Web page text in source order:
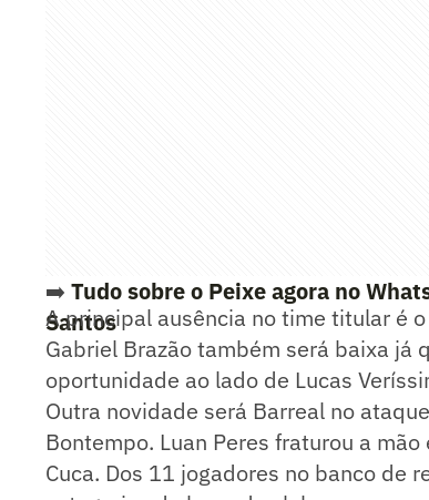
➡️ Tudo sobre o Peixe agora no
Santos
A principal ausência no time titular é
Gabriel Brazão também será baixa já
oportunidade ao lado de Lucas
Outra novidade será Barreal no
Bontempo. Luan Peres fraturou a
Cuca. Dos 11 jogadores no banco de